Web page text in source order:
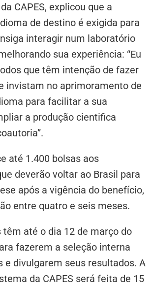
CAPES, explicou que a
de destino é exigida para
interagir num laboratório
sua experiência: “Eu
que têm intenção de fazer
invistam no aprimoramento de
para facilitar a sua
a produção cientifica
até 1.400 bolsas aos
deverão voltar ao Brasil para
após a vigência do benefício,
entre quatro e seis meses.
até o dia 12 de março do
fazerem a seleção interna
e divulgarem seus resultados. A
da CAPES será feita de 15